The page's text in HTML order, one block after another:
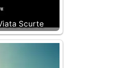
Scurte